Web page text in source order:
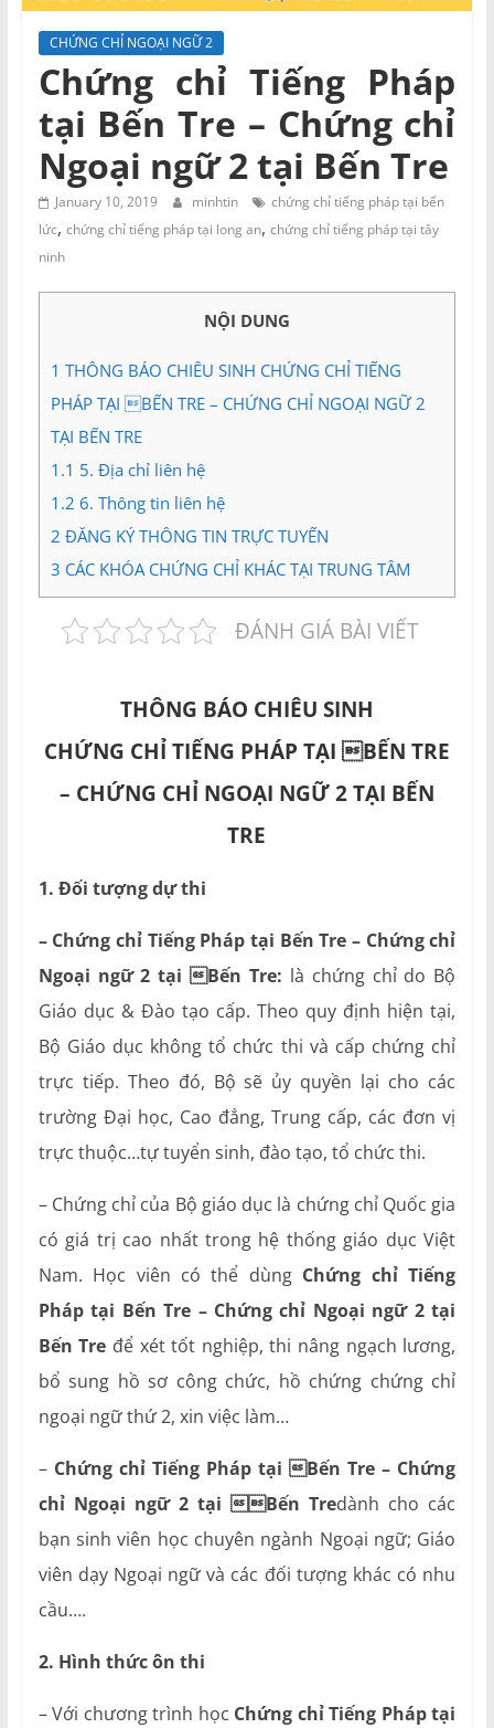
và
Tư
vấn
Miền
Nam
CHỨNG CHỈ NGOẠI NGỮ 2
Chứng chỉ Tiếng Pháp
tại Bến Tre – Chứng chỉ
Ngoại ngữ 2 tại Bến Tre
January 10, 2019 minhtin
chứng chỉ tiếng pháp tại bến
lức, chứng chỉ tiếng pháp tại long an, chứng chỉ tiếng pháp tại tây
ninh
NỘI DUNG
1 THÔNG BÁO CHIÊU SINH CHỨNG CHỈ TIẾNG
PHÁP TẠI BẾN TRE – CHỨNG CHỈ NGOẠI NGỮ 2
TẠI BẾN TRE
1.1 5. Địa chỉ liên hệ
1.2 6. Thông tin liên hệ
2 ĐĂNG KÝ THÔNG TIN TRỰC TUYẾN
3 CÁC KHÓA CHỨNG CHỈ KHÁC TẠI TRUNG TÂM
ĐÁNH GIÁ BÀI VIẾT
THÔNG BÁO CHIÊU SINH
CHỨNG CHỈ TIẾNG PHÁP TẠI BẾN TRE
– CHỨNG CHỈ NGOẠI NGỮ 2 TẠI BẾN
TRE
1. Đối tượng dự thi
– Chứng chỉ Tiếng Pháp tại Bến Tre – Chứng chỉ
Ngoại ngữ 2 tại Bến Tre: là chứng chỉ do Bộ
Giáo dục & Đào tạo cấp. Theo quy định hiện tại,
Bộ Giáo dục không tổ chức thi và cấp chứng chỉ
trực tiếp. Theo đó, Bộ sẽ ủy quyền lại cho các
trường Đại học, Cao đẳng, Trung cấp, các đơn vị
trực thuộc…tự tuyển sinh, đào tạo, tổ chức thi.
– Chứng chỉ của Bộ giáo dục là chứng chỉ Quốc gia
có giá trị cao nhất trong hệ thống giáo dục Việt
Nam. Học viên có thể dùng Chứng chỉ Tiếng
Pháp tại Bến Tre – Chứng chỉ Ngoại ngữ 2 tại
Bến Tre để xét tốt nghiệp, thi nâng ngạch lương,
bổ sung hồ sơ công chức, hồ chứng chứng chỉ
ngoại ngữ thứ 2, xin việc làm…
– Chứng chỉ Tiếng Pháp tại Bến Tre – Chứng
chỉ Ngoại ngữ 2 tại Bến Tredành cho các
bạn sinh viên học chuyên ngành Ngoại ngữ; Giáo
viên dạy Ngoại ngữ và các đối tượng khác có nhu
cầu….
2. Hình thức ôn thi
– Với chương trình học Chứng chỉ Tiếng Pháp tại